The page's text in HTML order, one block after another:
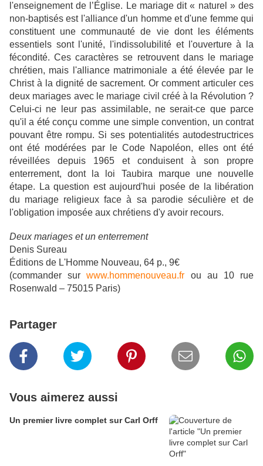
l'enseignement de l’Église. Le mariage dit « naturel » des
non-baptisés est l'alliance d'un homme et d'une femme qui
constituent une communauté de vie dont les éléments
essentiels sont l'unité, l'indissolubilité et l'ouverture à la
fécondité. Ces caractères se retrouvent dans le mariage
chrétien, mais l'alliance matrimoniale a été élevée par le
Christ à la dignité de sacrement. Or comment articuler ces
deux mariages avec le mariage civil créé à la Révolution ?
Celui-ci ne leur pas assimilable, ne serait-ce que parce
qu'il a été conçu comme une simple convention, un contrat
pouvant être rompu. Si ses potentialités autodestructrices
ont été modérées par le Code Napoléon, elles ont été
réveillées depuis 1965 et conduisent à son propre
enterrement, dont la loi Taubira marque une nouvelle
étape. La question est aujourd'hui posée de la libération
du mariage religieux face à sa parodie séculière et de
l'obligation imposée aux chrétiens d'y avoir recours.
Deux mariages et un enterrement
Denis Sureau
Éditions de L'Homme Nouveau, 64 p., 9€
(commander surwww.hommenouveau.fr ou au 10 rue
Rosenwald – 75015 Paris)
Partager
Vous aimerez aussi
Un premier livre complet sur Carl Orff